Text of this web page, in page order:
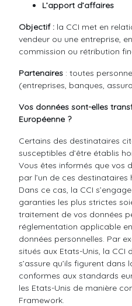
L’apport d’affaires
Objectif : la CCI met en
vendeur ou une entreprise,
commission ou rétribution
Partenaires : toutes
(entreprises, banques,
Vos données sont-elles
Européenne ?
Certains des destinataires
susceptibles d’être établis
Vous êtes informés que vos
par l’un de ces destinataires
Dans ce cas, la CCI
garanties les plus strictes
traitement de vos données
réglementation applicable
données personnelles. Par
situés aux Etats-Unis, la CCI
s’assure qu’ils figurent dans
conformes aux standards
les Etats-Unis de manière
Framework.